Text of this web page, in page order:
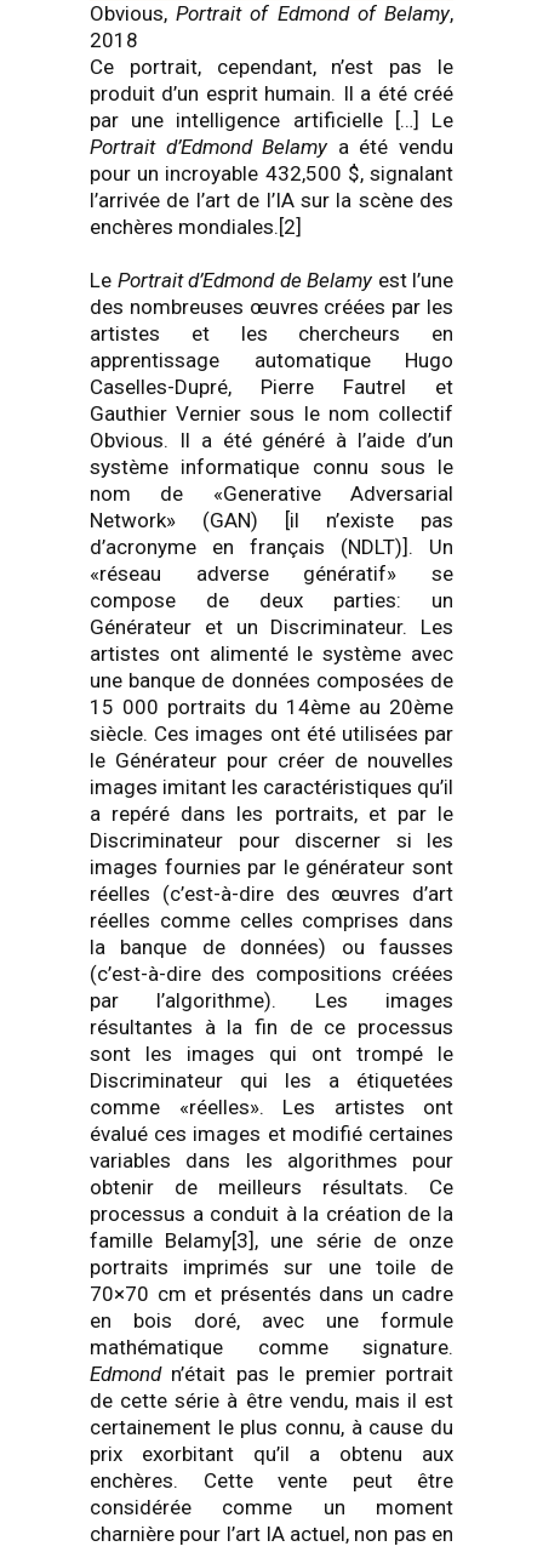
Obvious,Portrait of Edmond of Belamy,
2018
Ce portrait, cependant, n’est pas le
produit d’un esprit humain. Il a été créé
par une intelligence artificielle […] Le
Portrait d’Edmond Belamy a été vendu
pour un incroyable 432,500 $, signalant
l’arrivée de l’art de l’IA sur la scène des
enchères mondiales.[2]
Le Portrait d’Edmond de Belamy est l’une
des nombreuses œuvres créées par les
artistes et les chercheurs en
apprentissage automatique Hugo
Caselles-Dupré, Pierre Fautrel et
Gauthier Vernier sous le nom collectif
Obvious. Il a été généré à l’aide d’un
système informatique connu sous le
nom de «Generative Adversarial
Network» (GAN) [il n’existe pas
d’acronyme en français (NDLT)]. Un
«réseau adverse génératif» se
compose de deux parties: un
Générateur et un Discriminateur. Les
artistes ont alimenté le système avec
une banque de données composées de
15 000 portraits du 14ème au 20ème
siècle. Ces images ont été utilisées par
le Générateur pour créer de nouvelles
images imitant les caractéristiques qu’il
a repéré dans les portraits, et par le
Discriminateur pour discerner si les
images fournies par le générateur sont
réelles (c’est-à-dire des œuvres d’art
réelles comme celles comprises dans
la banque de données) ou fausses
(c’est-à-dire des compositions créées
par l’algorithme). Les images
résultantes à la fin de ce processus
sont les images qui ont trompé le
Discriminateur qui les a étiquetées
comme «réelles». Les artistes ont
évalué ces images et modifié certaines
variables dans les algorithmes pour
obtenir de meilleurs résultats. Ce
processus a conduit à la création de la
famille Belamy[3], une série de onze
portraits imprimés sur une toile de
70×70 cm et présentés dans un cadre
en bois doré, avec une formule
mathématique comme signature.
Edmondn’était pas le premier portrait
de cette série à être vendu, mais il est
certainement le plus connu, à cause du
prix exorbitant qu’il a obtenu aux
enchères. Cette vente peut être
considérée comme un moment
charnière pour l’art IA actuel, non pas en